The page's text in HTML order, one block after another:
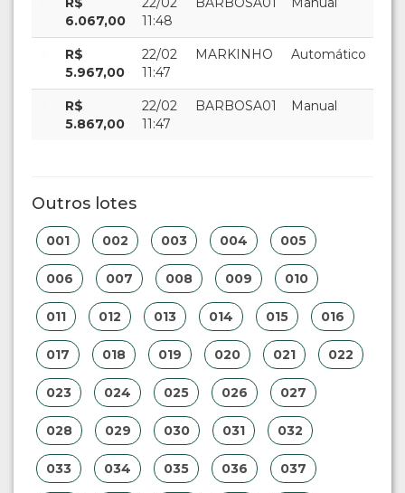
6.067,00
11:48
R$
5.967,00
22/02
11:47
MARKINHO Automático
R$
5.867,00
22/02
11:47
BARBOSA01 Manual
Outros lotes
001 002 003 004 005
006 007 008 009 010
011 012 013 014 015 016
017 018 019 020 021 022
023 024 025 026 027
028 029 030 031 032
033 034 035 036 037